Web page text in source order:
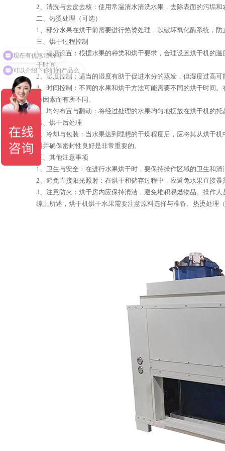
2、清洗与去皮去核：使用常温清水清洗水果，去除表面的污垢
二、热烫处理（可选）
1、部分水果在烘干前需要进行热烫处理，以破坏氧化酶系统，
三、烘干过程控制
1、温度设置：根据水果的种类和烘干要求，合理设置烘干机的
干时间。
2、湿度控制：适当的湿度有助于促进水分的蒸发，但湿度过高
3、时间控制：不同的水果和烘干方法可能需要不同的烘干时间
等因素而有所不同。
4、均匀布置与翻动：将经过处理的水果均匀地摆放在烘干机的
四、烘干后处理
1、冷却与包装：当水果达到理想的干燥程度后，应将其从烘干
料并确保密封性良好是非常重要的。
五、其他注意事项
1、卫生与安全：在进行水果烘干时，要保持操作区域的卫生和
2、避免直接阳光照射：在烘干和储存过程中，应避免水果直接
3、注意防火：烘干房内应保持清洁，避免堆积易燃物品。操作
综上所述，烘干机烘干水果需要注意原料选择与准备、热烫处理
可以介绍下你们的产品么
现在有优惠活动吗